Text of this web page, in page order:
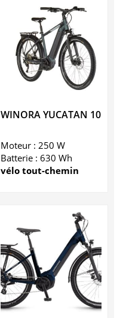
WINORA YUCATAN 10
Moteur : 250 W
Batterie : 630 Wh
vélo tout-chemin